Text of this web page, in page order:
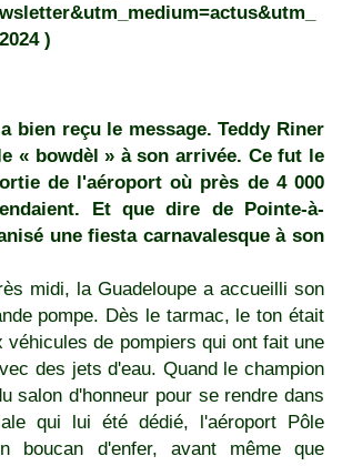
)
bien reçu le message. Teddy Riner
« bowdèl » à son arrivée. Ce fut le
de l'aéroport où près de 4 000
Et que dire de Pointe-à-
une fiesta carnavalesque à son
midi, la Guadeloupe a accueilli son
pompe. Dès le tarmac, le ton était
véhicules de pompiers qui ont fait une
des jets d'eau. Quand le champion
salon d'honneur pour se rendre dans
qui lui été dédié, l'aéroport Pôle
boucan d'enfer, avant même que